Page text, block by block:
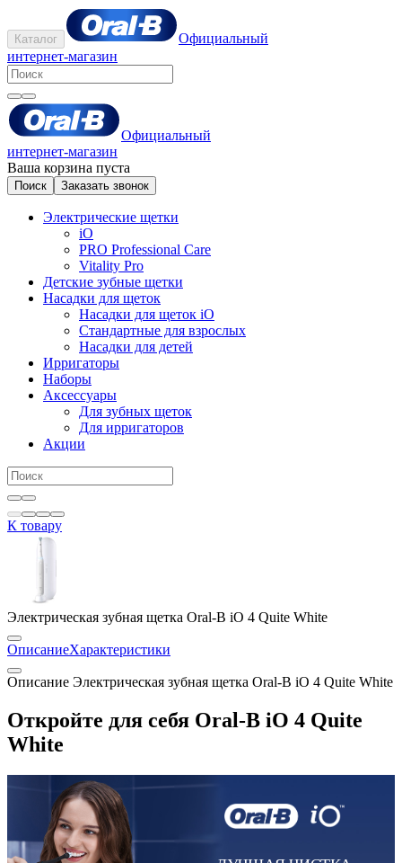
Каталог
Официальный
интернет-магазин
Официальный
интернет-магазин
Ваша корзина пуста
Поиск Заказать звонок
Электрические щетки
iO
PRO Professional Care
Vitality Pro
Детские зубные щетки
Насадки для щеток
Насадки для щеток iO
Стандартные для взрослых
Насадки для детей
Ирригаторы
Наборы
Аксессуары
Для зубных щеток
Для ирригаторов
Акции
К товару
Электрическая зубная щетка Oral-B iO 4 Quite White
ОписаниеХарактеристики
Описание Электрическая зубная щетка Oral-B iO 4 Quite White
Откройте для себя Oral-B iO 4 Quite
White